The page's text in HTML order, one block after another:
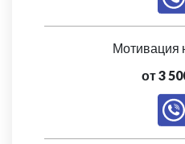
Мотивация
от 3